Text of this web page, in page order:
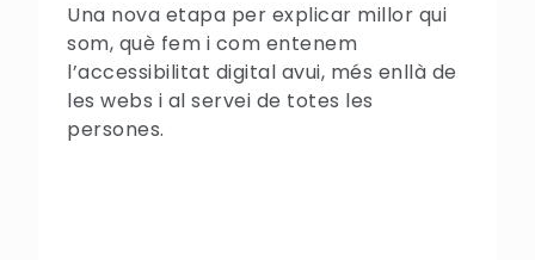
Una nova etapa per explicar millor qui
som, què fem i com entenem
l’accessibilitat digital avui, més enllà de
les webs i al servei de totes les
persones.